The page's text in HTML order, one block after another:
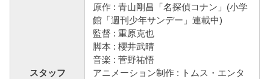
スタッフ
原作 : 青山剛昌「名探偵コナン」(小学
館「週刊少年サンデー」連載中)
監督 : 重原克也
脚本 : 櫻井武晴
音楽 : 菅野祐悟
アニメーション制作 : トムス・エンタ